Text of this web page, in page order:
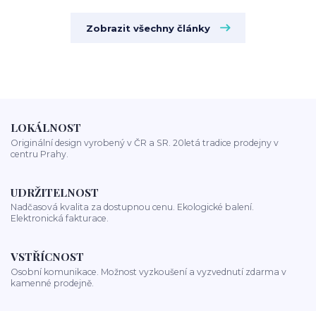
Zobrazit všechny články
LOKÁLNOST
Originální design vyrobený v ČR a SR. 20letá tradice prodejny v
centru Prahy.
UDRŽITELNOST
Nadčasová kvalita za dostupnou cenu. Ekologické balení.
Elektronická fakturace.
VSTŘÍCNOST
Osobní komunikace. Možnost vyzkoušení a vyzvednutí zdarma v
kamenné prodejně.